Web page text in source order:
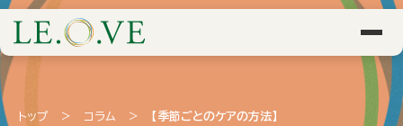
トップ > コラム > 【季節ごとのケアの方法】